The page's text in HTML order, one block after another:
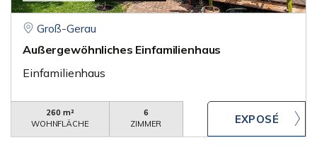
Groß-Gerau
Außergewöhnliches Einfamilienhaus
Einfamilienhaus
260 m²
WOHNFLÄCHE
6
ZIMMER